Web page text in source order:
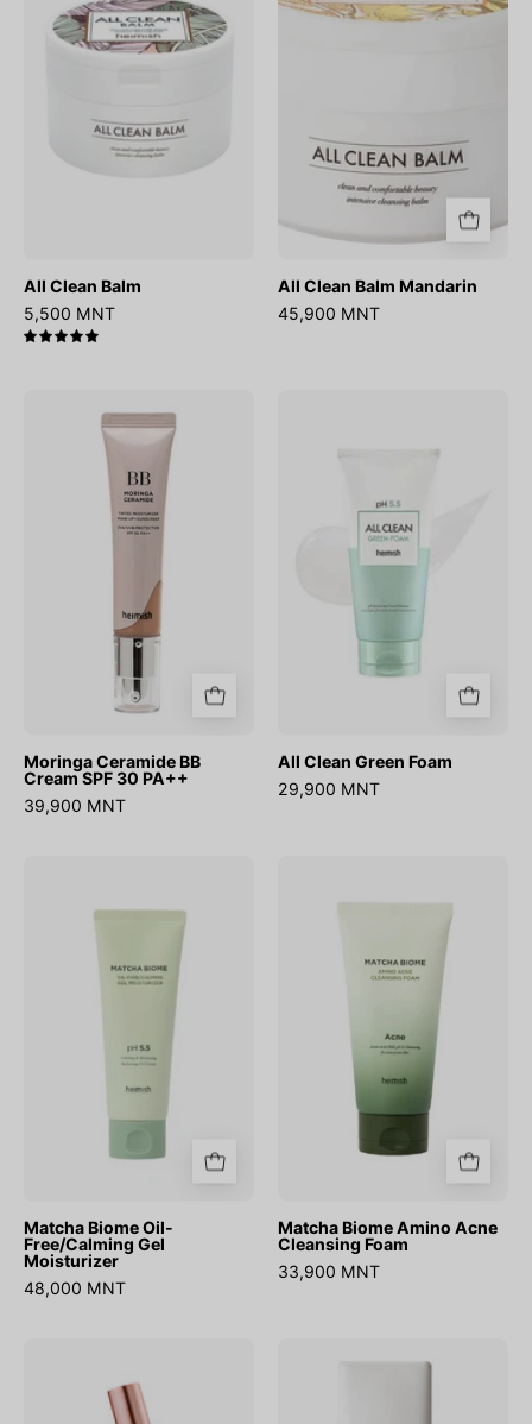
All Clean Balm
5,500 MNT
Mandarin
All Clean Balm Mandarin
45,900 MNT
Ceramide
Cream
SPF
PA++
Moringa Ceramide BB
Cream SPF 30 PA++
39,900 MNT
Green
All Clean Green Foam
29,900 MNT
Free/Calming
Gel
Moisturizer
Matcha Biome Oil-
Free/Calming Gel
Moisturizer
48,000 MNT
Biome
Acne
Cleansing
Foam
Matcha Biome Amino Acne
Cleansing Foam
33,900 MNT
Smudge
Stop